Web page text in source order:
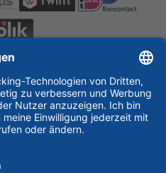
new
new